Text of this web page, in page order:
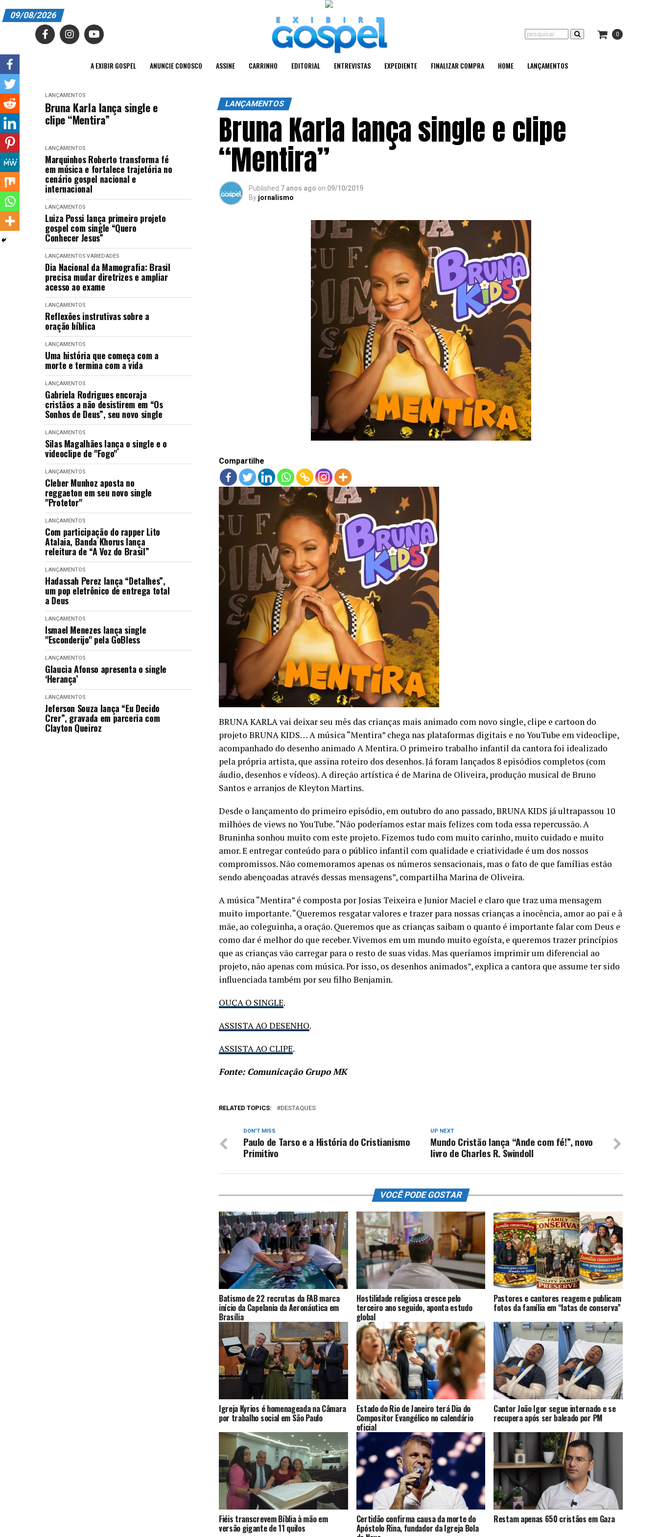
A EXIBIR GOSPEL
EDITORIAL
EXPEDIENTE
FINALIZAR COMPRA
HOME
LANÇAMENTOS
09/08/2026
0
A EXIBIR GOSPEL ANUNCIE CONOSCO ASSINE CARRINHO EDITORIAL ENTREVISTAS EXPEDIENTE FINALIZAR COMPRA HOME LANÇAMENTOS
LANÇAMENTOS
Bruna Karla lança single e
clipe “Mentira”
LANÇAMENTOS
Marquinhos Roberto transforma fé
em música e fortalece trajetória no
cenário gospel nacional e
internacional
LANÇAMENTOS
Luiza Possi lança primeiro projeto
gospel com single “Quero
Conhecer Jesus”
LANÇAMENTOS VARIEDADES
Dia Nacional da Mamografia: Brasil
precisa mudar diretrizes e ampliar
acesso ao exame
LANÇAMENTOS
Reflexões instrutivas sobre a
oração bíblica
LANÇAMENTOS
Uma história que começa com a
morte e termina com a vida
LANÇAMENTOS
Gabriela Rodrigues encoraja
cristãos a não desistirem em “Os
Sonhos de Deus”, seu novo single
LANÇAMENTOS
Silas Magalhães lança o single e o
videoclipe de "Fogo"
LANÇAMENTOS
Cleber Munhoz aposta no
reggaeton em seu novo single
"Protetor"
LANÇAMENTOS
Com participação do rapper Lito
Atalaia, Banda Khorus lança
releitura de “A Voz do Brasil”
LANÇAMENTOS
Hadassah Perez lança “Detalhes”,
um pop eletrônico de entrega total
a Deus
LANÇAMENTOS
Ismael Menezes lança single
"Esconderijo" pela GoBless
LANÇAMENTOS
Glaucia Afonso apresenta o single
‘Herança’
LANÇAMENTOS
Jeferson Souza lança “Eu Decido
Crer”, gravada em parceria com
Clayton Queiroz
LANÇAMENTOS
Bruna Karla lança single e clipe
“Mentira”
Published 7 anos ago on 09/10/2019
By jornalismo
Compartilhe
BRUNA KARLA vai deixar seu mês das crianças mais animado com novo single, clipe e cartoon do
projeto BRUNA KIDS… A música “Mentira” chega nas plataformas digitais e no YouTube em videoclipe,
acompanhado do desenho animado A Mentira. O primeiro trabalho infantil da cantora foi idealizado
pela própria artista, que assina roteiro dos desenhos. Já foram lançados 8 episódios completos (com
áudio, desenhos e vídeos). A direção artística é de Marina de Oliveira, produção musical de Bruno
Santos e arranjos de Kleyton Martins.
Desde o lançamento do primeiro episódio, em outubro do ano passado, BRUNA KIDS já ultrapassou 10
milhões de views no YouTube. “Não poderíamos estar mais felizes com toda essa repercussão. A
Bruninha sonhou muito com este projeto. Fizemos tudo com muito carinho, muito cuidado e muito
amor. E entregar conteúdo para o público infantil com qualidade e criatividade é um dos nossos
compromissos. Não comemoramos apenas os números sensacionais, mas o fato de que famílias estão
sendo abençoadas através dessas mensagens”, compartilha Marina de Oliveira.
A música “Mentira” é composta por Josias Teixeira e Junior Maciel e claro que traz uma mensagem
muito importante. “Queremos resgatar valores e trazer para nossas crianças a inocência, amor ao pai e à
mãe, ao coleguinha, a oração. Queremos que as crianças saibam o quanto é importante falar com Deus e
como dar é melhor do que receber. Vivemos em um mundo muito egoísta, e queremos trazer princípios
que as crianças vão carregar para o resto de suas vidas. Mas queríamos imprimir um diferencial ao
projeto, não apenas com música. Por isso, os desenhos animados”, explica a cantora que assume ter sido
influenciada também por seu filho Benjamin.
OUÇA O SINGLE.
ASSISTA AO DESENHO.
ASSISTA AO CLIPE.
Fonte: Comunicação Grupo MK
RELATED TOPICS: DESTAQUES
UP NEXT
Mundo Cristão lança “Ande com fé!”, novo
livro de Charles R. Swindoll
DON'T MISS
Paulo de Tarso e a História do Cristianismo
Primitivo
VOCÊ PODE GOSTAR
Batismo de 22 recrutas da FAB marca
início da Capelania da Aeronáutica em
Brasília
Hostilidade religiosa cresce pelo
terceiro ano seguido, aponta estudo
global
Pastores e cantores reagem e publicam
fotos da família em “latas de conserva”
Igreja Kyrios é homenageada na Câmara
por trabalho social em São Paulo
Estado do Rio de Janeiro terá Dia do
Compositor Evangélico no calendário
oficial
Cantor João Igor segue internado e se
recupera após ser baleado por PM
Fiéis transcrevem Bíblia à mão em
versão gigante de 11 quilos
Certidão confirma causa da morte do
Apóstolo Rina, fundador da Igreja Bola
Restam apenas 650 cristãos em Gaza